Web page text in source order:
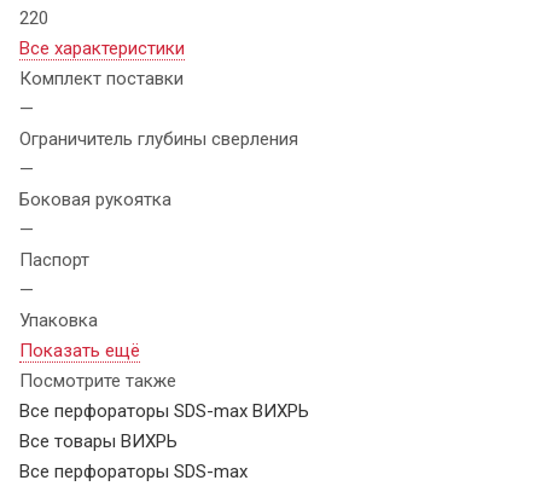
220
Все характеристики
Комплект поставки
—
Ограничитель глубины сверления
—
Боковая рукоятка
—
Паспорт
—
Упаковка
Показать ещё
Посмотрите также
Все перфораторы SDS-max ВИХРЬ
Все товары ВИХРЬ
Все перфораторы SDS-max